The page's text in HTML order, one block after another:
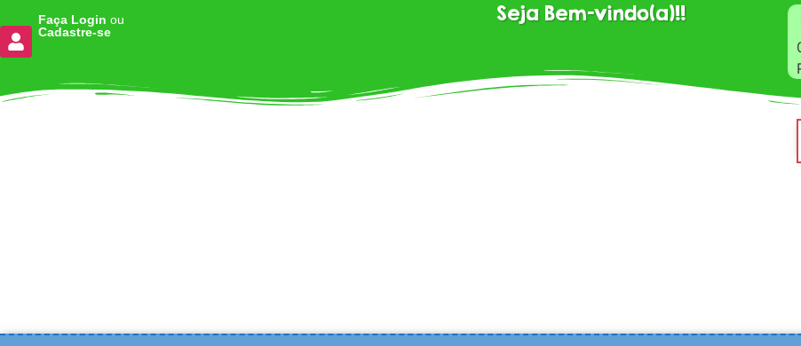
Faça Login ou
Cadastre-se
Seja Bem-vindo(a)!!